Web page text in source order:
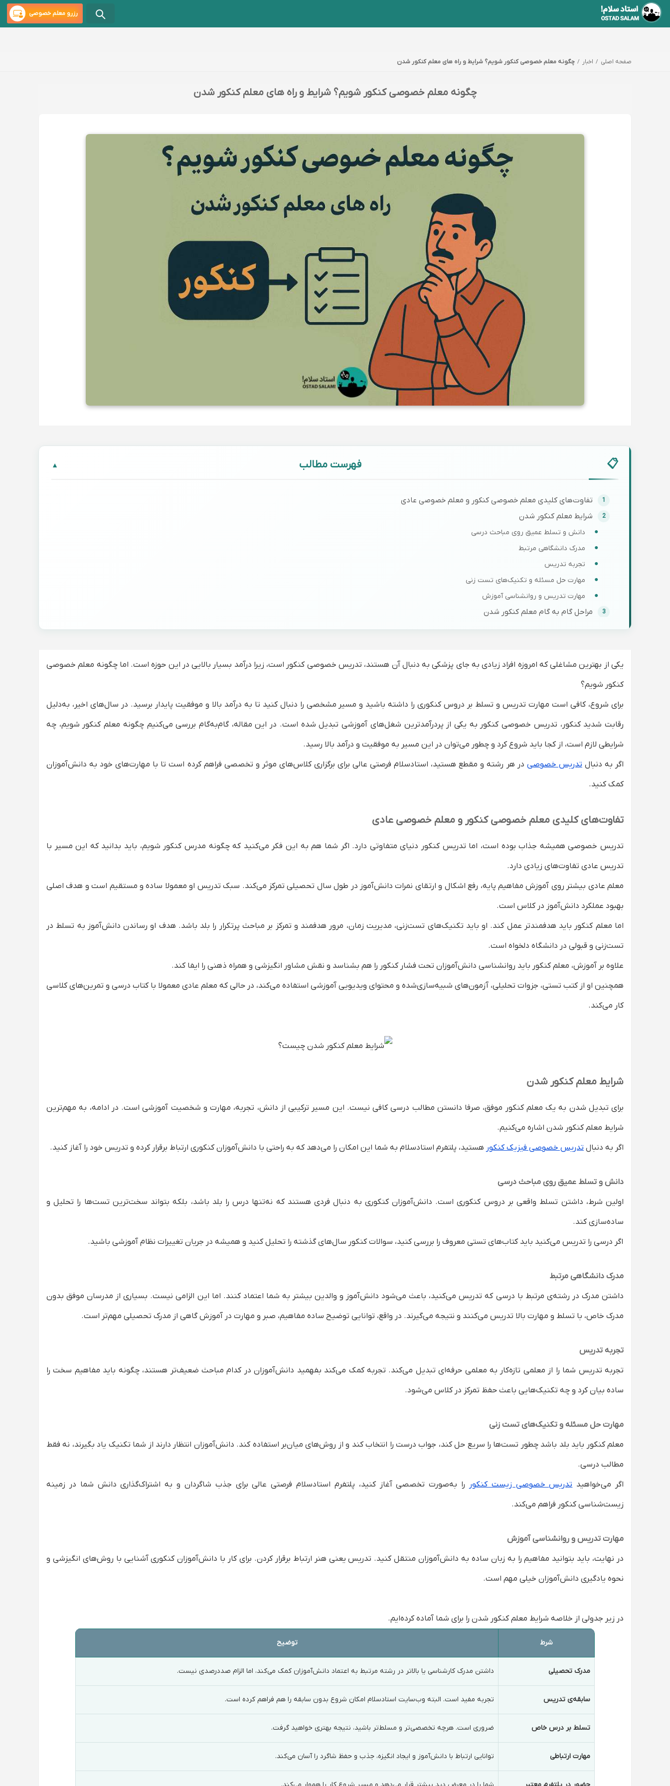
رزرو معلم خصوصی
صفحه اصلی اخبار چگونه معلم خصوصی کنکور شویم؟ شرایط و راه های معلم کنکور شدن
چگونه معلم خصوصی کنکور شویم؟ شرایط و راه های معلم کنکور شدن
فهرست مطالب ▼
تفاوت‌های کلیدی معلم خصوصی کنکور و معلم خصوصی عادی
شرایط معلم کنکور شدن
دانش و تسلط عمیق روی مباحث درسی
مدرک دانشگاهی مرتبط
تجربه تدریس
مهارت حل مسئله و تکنیک‌های تست زنی
مهارت تدریس و روانشناسی آموزش
مراحل گام به گام معلم کنکور شدن
افزایش تسلط روی منابع و مباحث درسی
استخدام در آموزشگاه یا پلتفرم تدریس خصوصی
دریافت مشاوره
درآمد معلم خصوصی کنکور چقدر است؟
تکنیک های افزایش درآمد و موفقیت در تدریس کنکور
تمرکز روی یک یا دو درس، نه بیشتر!
پیشرفت مداوم و به‌روز بودن
ساخت رزومه قوی
ساخت برند شخصی
سوالات متداول درباره تبدیل شدن به معلم خصوصی کنکور
آیا بدون سابقه هم می‌توانم معلم خصوصی کنکور شوم؟
درآمد معلم کنکور چقدر است؟
آیا امکان تدریس آنلاین وجود دارد؟
یکی از بهترین مشاغلی که امروزه افراد زیادی به جای پزشکی به دنبال آن هستند، تدریس خصوصی کنکور است، زیرا درآمد بسیار بالایی در این حوزه است. اما چگونه معلم خصوصی
کنکور شویم؟
برای شروع، کافی است مهارت تدریس و تسلط بر دروس کنکوری را داشته باشید و مسیر مشخصی را دنبال کنید تا به درآمد بالا و موفقیت پایدار برسید. در سال‌های اخیر، به‌دلیل
رقابت شدید کنکور، تدریس خصوصی کنکور به یکی از پر‌درآمدترین شغل‌های آموزشی تبدیل شده است. در این مقاله، گام‌به‌گام بررسی می‌کنیم چگونه معلم کنکور شویم، چه
شرایطی لازم است، از کجا باید شروع کرد و چطور می‌توان در این مسیر به موفقیت و درآمد بالا رسید.
اگر به دنبالتدریس خصوصی در هر رشته و مقطع هستید، استادسلام فرصتی عالی برای برگزاری کلاس‌های موثر و تخصصی فراهم کرده است تا با مهارت‌های خود به دانش‌آموزان
کمک کنید.
تفاوت‌های کلیدی معلم خصوصی کنکور و معلم خصوصی عادی
تدریس خصوصی همیشه جذاب بوده است، اما تدریس کنکور دنیای متفاوتی دارد. اگر شما هم به این فکر می‌کنید که چگونه مدرس کنکور شویم، باید بدانید که این مسیر با
تدریس عادی تفاوت‌های زیادی دارد.
معلم عادی بیشتر روی آموزش مفاهیم پایه، رفع اشکال و ارتقای نمرات دانش‌آموز در طول سال تحصیلی تمرکز می‌کند. سبک تدریس او معمولا ساده و مستقیم است و هدف اصلی
بهبود عملکرد دانش‌آموز در کلاس است.
اما معلم کنکور باید هدفمندتر عمل کند. او باید تکنیک‌های تست‌زنی، مدیریت زمان، مرور هدفمند و تمرکز بر مباحث پرتکرار را بلد باشد. هدف او رساندن دانش‌آموز به تسلط در
تست‌زنی و قبولی در دانشگاه دلخواه است.
علاوه بر آموزش، معلم کنکور باید روانشناسی دانش‌آموزان تحت فشار کنکور را هم بشناسد و نقش مشاور انگیزشی و همراه ذهنی را ایفا کند.
همچنین او از کتب تستی، جزوات تحلیلی، آزمون‌های شبیه‌سازی‌شده و محتوای ویدیویی آموزشی استفاده می‌کند، در حالی که معلم عادی معمولا با کتاب درسی و تمرین‌های کلاسی
کار می‌کند.
شرایط معلم کنکور شدن
برای تبدیل شدن به یک معلم کنکور موفق، صرفا دانستن مطالب درسی کافی نیست. این مسیر ترکیبی از دانش، تجربه، مهارت و شخصیت آموزشی است. در ادامه، به مهم‌ترین
شرایط معلم کنکور شدن اشاره می‌کنیم.
اگر به دنبال تدریس خصوصی فیزیک کنکور هستید، پلتفرم استادسلام به شما این امکان را می‌دهد که به راحتی با دانش‌آموزان کنکوری ارتباط برقرار کرده و تدریس خود را آغاز کنید.
دانش و تسلط عمیق روی مباحث درسی
اولین شرط، داشتن تسلط واقعی بر دروس کنکوری است. دانش‌آموزان کنکوری به دنبال فردی هستند که نه‌تنها درس را بلد باشد، بلکه بتواند سخت‌ترین تست‌ها را تحلیل و
ساده‌سازی کند.
اگر درسی را تدریس می‌کنید باید کتاب‌های تستی معروف را بررسی کنید، سوالات کنکور سال‌های گذشته را تحلیل کنید و همیشه در جریان تغییرات نظام آموزشی باشید.
مدرک دانشگاهی مرتبط
داشتن مدرک در رشته‌ی مرتبط با درسی که تدریس می‌کنید، باعث می‌شود دانش‌آموز و والدین بیشتر به شما اعتماد کنند. اما این الزامی نیست. بسیاری از مدرسان موفق بدون
مدرک خاص، با تسلط و مهارت بالا تدریس می‌کنند و نتیجه می‌گیرند. در واقع، توانایی توضیح ساده مفاهیم، صبر و مهارت در آموزش گاهی از مدرک تحصیلی مهم‌تر است.
تجربه تدریس
تجربه تدریس شما را از معلمی تازه‌کار به معلمی حرفه‌ای تبدیل می‌کند. تجربه کمک می‌کند بفهمید دانش‌آموزان در کدام مباحث ضعیف‌تر هستند، چگونه باید مفاهیم سخت را
ساده بیان کرد و چه تکنیک‌هایی باعث حفظ تمرکز در کلاس می‌شود.
مهارت حل مسئله و تکنیک‌های تست زنی
معلم کنکور باید بلد باشد چطور تست‌ها را سریع حل کند، جواب درست را انتخاب کند و از روش‌های میان‌بر استفاده کند. دانش‌آموزان انتظار دارند از شما تکنیک یاد بگیرند، نه فقط
مطالب درسی.
اگر می‌خواهیدتدریس خصوصی زیست کنکور را به‌صورت تخصصی آغاز کنید، پلتفرم استادسلام فرصتی عالی برای جذب شاگردان و به اشتراک‌گذاری دانش شما در زمینه
زیست‌شناسی کنکور فراهم می‌کند.
مهارت تدریس و روانشناسی آموزش
در نهایت، باید بتوانید مفاهیم را به زبان ساده به دانش‌آموزان منتقل کنید. تدریس یعنی هنر ارتباط برقرار کردن. برای کار با دانش‌آموزان کنکوری آشنایی با روش‌های انگیزشی و
نحوه یادگیری دانش‌آموزان خیلی مهم است.
در زیر جدولی از خلاصه شرایط معلم کنکور شدن را برای شما آماده کرده‌ایم.
شرط توضیح
مدرک تحصیلی داشتن مدرک کارشناسی یا بالاتر در رشته مرتبط به اعتماد دانش‌آموزان کمک می‌کند، اما الزام صددرصدی نیست.
سابقه‌ی تدریس تجربه مفید است. البته وب‌سایت استادسلام امکان شروع بدون سابقه را هم فراهم کرده است.
تسلط بر درس خاص ضروری است. هرچه تخصصی‌تر و مسلط‌تر باشید، نتیجه بهتری خواهید گرفت.
مهارت ارتباطی توانایی ارتباط با دانش‌آموز و ایجاد انگیزه، جذب و حفظ شاگرد را آسان می‌کند.